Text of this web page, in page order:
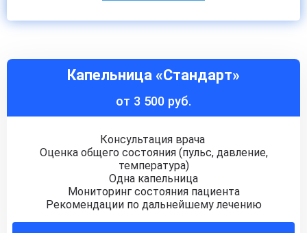
Капельница «Стандарт»
от 3 500 руб.
Консультация врача
Оценка общего состояния (пульс, давление,
температура)
Одна капельница
Мониторинг состояния пациента
Рекомендации по дальнейшему лечению